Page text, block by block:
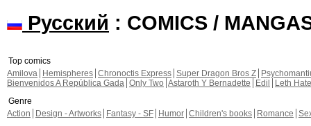
Русский : COMICS /
Top comics
Amilova
Hemispheres Chronoctis Express Super Dragon Bros Z
Bienvenidos A República Gada Only Two Astaroth Y Bernadette Edil
Leth Hate
Genre
Action
Design - Artworks Fantasy - SF Humor Children's books Romance